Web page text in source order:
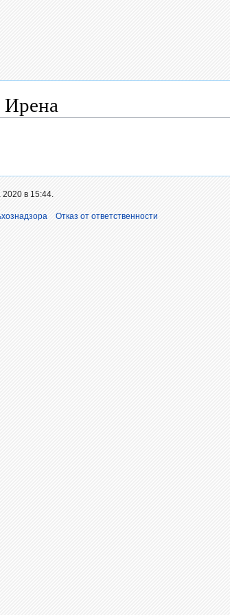
Ирена
2020 в 15:44.
Отказ от ответственности